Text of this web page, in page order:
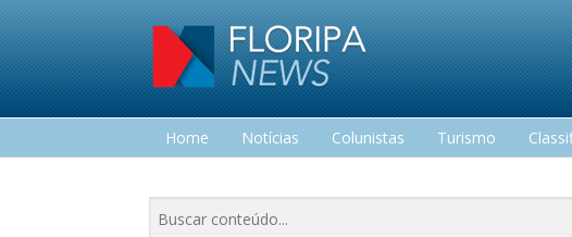
Home Notícias Colunistas Turismo